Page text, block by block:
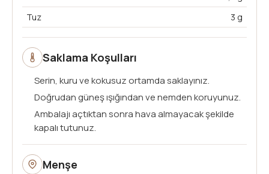
Tuz
3 g
Menşe
Saklama Koşulları
Serin, kuru ve kokusuz ortamda saklayınız.
Doğrudan güneş ışığından ve nemden koruyunuz.
Ambalajı açtıktan sonra hava almayacak şekilde
kapalı tutunuz.